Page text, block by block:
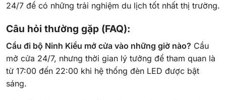
24/7 để có những trải nghiệm du lịch tốt nhất thị trường.
Câu hỏi thường gặp (FAQ):
Cầu đi bộ Ninh Kiều mở cửa vào những giờ nào? Cầu
mở cửa 24/7, nhưng thời gian lý tưởng để tham quan là
từ 17:00 đến 22:00 khi hệ thống đèn LED được bật
sáng.